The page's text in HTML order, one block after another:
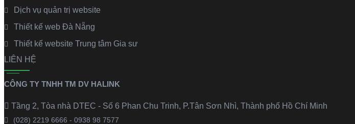
Dịch vụ quản trị website
Thiết kế web Đà Nẵng
Thiết kế website Trung tâm Gia sư
LIÊN HỆ
CÔNG TY TNHH TM DV HALINK
Tầng 2, Tòa nhà DTEC - Số 6 Phan Chu Trinh, P.Tân Sơn Nhì, Thành phố Hồ Chí Minh
(028) 2219 6666 - 0938 98 7577